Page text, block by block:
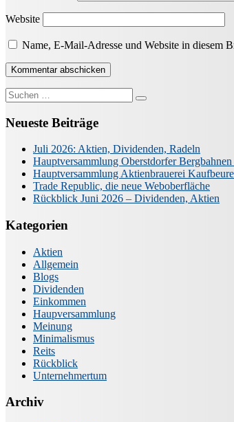
Website
Name, E-Mail-Adresse und Website in diesem
Suche
nach:
Neueste Beiträge
Juli 2026: Aktien, Dividenden, Radeln
Hauptversammlung Oberstdorfer
Hauptversammlung Aktienbrauerei
Trade Republic, die neue Weboberfläche
Rückblick Juni 2026 – Dividenden, Aktien
Kategorien
Aktien
Allgemein
Blogs
Dividenden
Einkommen
Haupversammlung
Meinung
Minimalismus
Reits
Rückblick
Unternehmertum
Archiv